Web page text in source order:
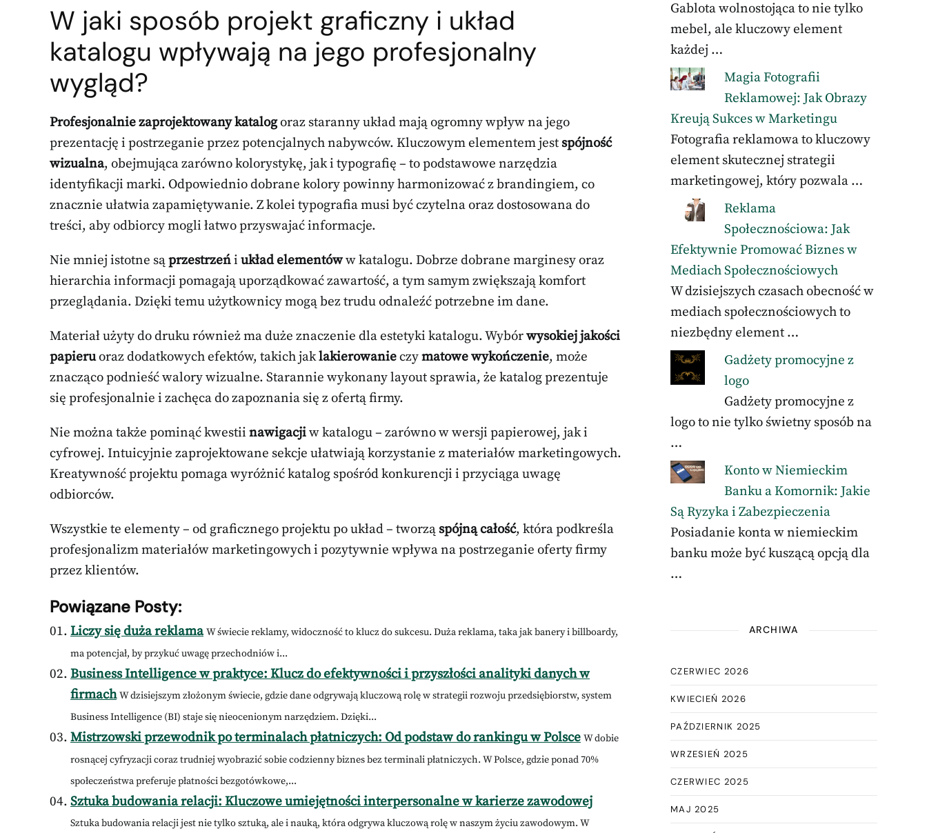
W jaki sposób projekt graficzny i układ
katalogu wpływają na jego profesjonalny
wygląd?
Profesjonalnie zaprojektowany katalogoraz staranny układ mają ogromny wpływ na jego
prezentację i postrzeganie przez potencjalnych nabywców. Kluczowym elementem jest spójność
wizualna, obejmująca zarówno kolorystykę, jak i typografię – to podstawowe narzędzia
identyfikacji marki. Odpowiednio dobrane kolory powinny harmonizować z brandingiem, co
znacznie ułatwia zapamiętywanie. Z kolei typografia musi być czytelna oraz dostosowana do
treści, aby odbiorcy mogli łatwo przyswajać informacje.
Nie mniej istotne sąprzestrzeńi układ elementóww katalogu. Dobrze dobrane marginesy oraz
hierarchia informacji pomagają uporządkować zawartość, a tym samym zwiększają komfort
przeglądania. Dzięki temu użytkownicy mogą bez trudu odnaleźć potrzebne im dane.
Materiał użyty do druku również ma duże znaczenie dla estetyki katalogu. Wybórwysokiej jakości
papieruoraz dodatkowych efektów, takich jaklakierowanieczymatowe wykończenie, może
znacząco podnieść walory wizualne. Starannie wykonany layout sprawia, że katalog prezentuje
się profesjonalnie i zachęca do zapoznania się z ofertą firmy.
Nie można także pominąć kwestii nawigacjiw katalogu – zarówno w wersji papierowej, jak i
cyfrowej. Intuicyjnie zaprojektowane sekcje ułatwiają korzystanie z materiałów marketingowych.
Kreatywność projektu pomaga wyróżnić katalog spośród konkurencji i przyciąga uwagę
odbiorców.
Wszystkie te elementy – od graficznego projektu po układ – tworzą spójną całość, która podkreśla
profesjonalizm materiałów marketingowych i pozytywnie wpływa na postrzeganie oferty firmy
przez klientów.
Powiązane Posty:
Liczy się duża reklama W świecie reklamy, widoczność to klucz do sukcesu. Duża reklama, taka jak banery i billboardy,
ma potencjał, by przykuć uwagę przechodniów i...
Business Intelligence w praktyce: Klucz do efektywności i przyszłości analityki danych w
firmach W dzisiejszym złożonym świecie, gdzie dane odgrywają kluczową rolę w strategii rozwoju przedsiębiorstw, system
Business Intelligence (BI) staje się nieocenionym narzędziem. Dzięki...
Mistrzowski przewodnik po terminalach płatniczych: Od podstaw do rankingu w Polsce W dobie
rosnącej cyfryzacji coraz trudniej wyobrazić sobie codzienny biznes bez terminali płatniczych. W Polsce, gdzie ponad 70%
społeczeństwa preferuje płatności bezgotówkowe,...
Sztuka budowania relacji: Kluczowe umiejętności interpersonalne w karierze zawodowej
Sztuka budowania relacji jest nie tylko sztuką, ale i nauką, która odgrywa kluczową rolę w naszym życiu zawodowym. W
Gablota wolnostojąca to nie tylko
mebel, ale kluczowy element
każdej …
Magia Fotografii
Reklamowej: Jak Obrazy
Kreują Sukces w Marketingu
Fotografia reklamowa to kluczowy
element skutecznej strategii
marketingowej, który pozwala …
Reklama
Społecznościowa: Jak
Efektywnie Promować Biznes w
Mediach Społecznościowych
W dzisiejszych czasach obecność w
mediach społecznościowych to
niezbędny element …
Gadżety promocyjne z
logo
Gadżety promocyjne z
logo to nie tylko świetny sposób na
…
Konto w Niemieckim
Banku a Komornik: Jakie
Są Ryzyka i Zabezpieczenia
Posiadanie konta w niemieckim
banku może być kuszącą opcją dla
…
ARCHIWA
CZERWIEC 2026
KWIECIEŃ 2026
PAŹDZIERNIK 2025
WRZESIEŃ 2025
CZERWIEC 2025
MAJ 2025